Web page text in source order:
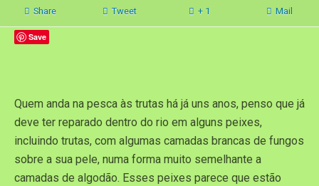
Share Tweet + 1 Mail
Save
Quem anda na pesca às trutas há já uns anos, penso que já
deve ter reparado dentro do rio em alguns peixes,
incluindo trutas, com algumas camadas brancas de fungos
sobre a sua pele, numa forma muito semelhante a
camadas de algodão. Esses peixes parece que estão